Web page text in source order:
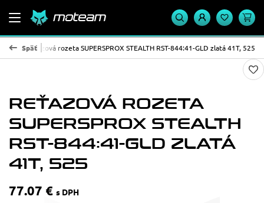
Späť
Reťazová rozeta SUPERSPROX STEALTH RST-844:41-GLD zlatá 41T, 525
REŤAZOVÁ ROZETA
SUPERSPROX STEALTH
RST-844:41-GLD ZLATÁ
41T, 525
77.07 € s DPH